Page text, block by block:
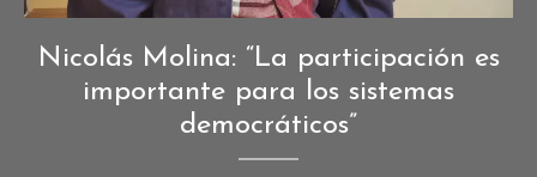
Entrevistas,
Entrevistas
de
Nicolás Molina: “La participación es
importante para los sistemas
democráticos”